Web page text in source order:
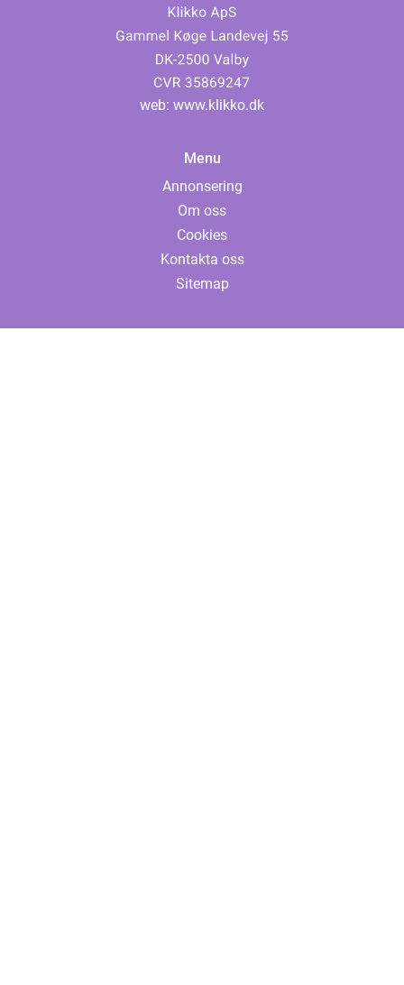
web: www.klikko.dk
Menu
Annonsering
Om oss
Cookies
Kontakta oss
Sitemap